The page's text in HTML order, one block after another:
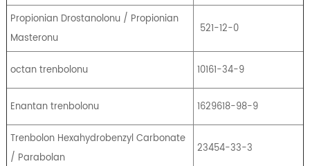
Propionian Drostanolonu / Propionian
Masteronu
521-12-0
octan trenbolonu 10161-34-9
Enantan trenbolonu 1629618-98-9
Trenbolon Hexahydrobenzyl Carbonate
/ Parabolan
23454-33-3